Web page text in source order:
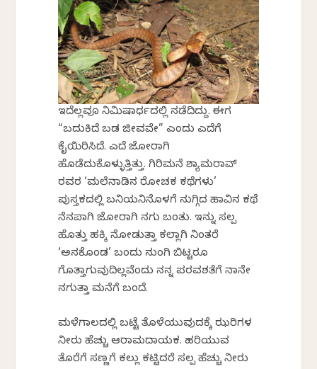
ಇದೆಲ್ಲವೂ ನಿಮಿಷಾರ್ಧದಲ್ಲಿ ನಡೆದಿದ್ದು. ಈಗ
“ಬದುಕಿದೆ ಬಡ ಜೀವವೇ” ಎಂದು ಎದೆಗೆ
ಕೈಯಿರಿಸಿದೆ. ಎದೆ ಜೋರಾಗಿ
ಹೊಡೆದುಕೊಳ್ಳುತ್ತಿತ್ತು. ಗಿರಿಮನೆ ಶ್ಯಾಮರಾವ್
ರವರ ‘ಮಲೆನಾಡಿನ ರೋಚಕ ಕಥೆಗಳು’
ಪುಸ್ತಕದಲ್ಲಿ ಬನಿಯನಿನೊಳಗೆ ನುಗ್ಗಿದ ಹಾವಿನ ಕಥೆ
ನೆನಪಾಗಿ ಜೋರಾಗಿ ನಗು ಬಂತು. ಇನ್ನು ಸ್ವಲ್ಪ
ಹೊತ್ತು ಹಕ್ಕಿ ನೋಡುತ್ತಾ ಕಲ್ಲಾಗಿ ನಿಂತರೆ
‘ಅನಕೊಂಡ’ ಬಂದು ನುಂಗಿ ಬಿಟ್ಟರೂ
ಗೊತ್ತಾಗುವುದಿಲ್ಲವೆಂದು ನನ್ನ ಪರವಶತೆಗೆ ನಾನೇ
ನಗುತ್ತಾ ಮನೆಗೆ ಬಂದೆ.
ಮಳೆಗಾಲದಲ್ಲಿ ಬಟ್ಟೆ ತೊಳೆಯುವುದಕ್ಕೆ ಝರಿಗಳ
ನೀರು ಹೆಚ್ಚು ಆರಾಮದಾಯಕ. ಹರಿಯುವ
ತೊರೆಗೆ ಸಣ್ಣಗೆ ಕಲ್ಲು ಕಟ್ಟಿದರೆ ಸ್ವಲ್ಪ ಹೆಚ್ಚು ನೀರು